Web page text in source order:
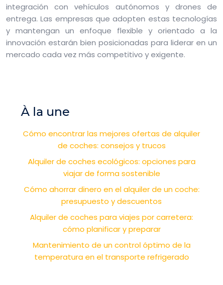
integración con vehículos autónomos y drones de
entrega. Las empresas que adopten estas tecnologías
y mantengan un enfoque flexible y orientado a la
innovación estarán bien posicionadas para liderar en un
mercado cada vez más competitivo y exigente.
À la une
Cómo encontrar las mejores ofertas de alquiler
de coches: consejos y trucos
Alquiler de coches ecológicos: opciones para
viajar de forma sostenible
Cómo ahorrar dinero en el alquiler de un coche:
presupuesto y descuentos
Alquiler de coches para viajes por carretera:
cómo planificar y preparar
Mantenimiento de un control óptimo de la
temperatura en el transporte refrigerado